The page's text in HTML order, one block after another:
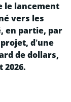
le lancement
vers les
en partie, par
d’une
de dollars,